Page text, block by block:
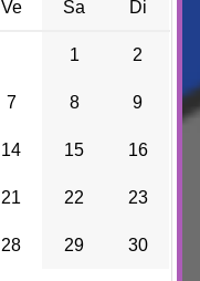
Ve Sa Di
1 2
7 8 9
14 15 16
21 22 23
28 29 30